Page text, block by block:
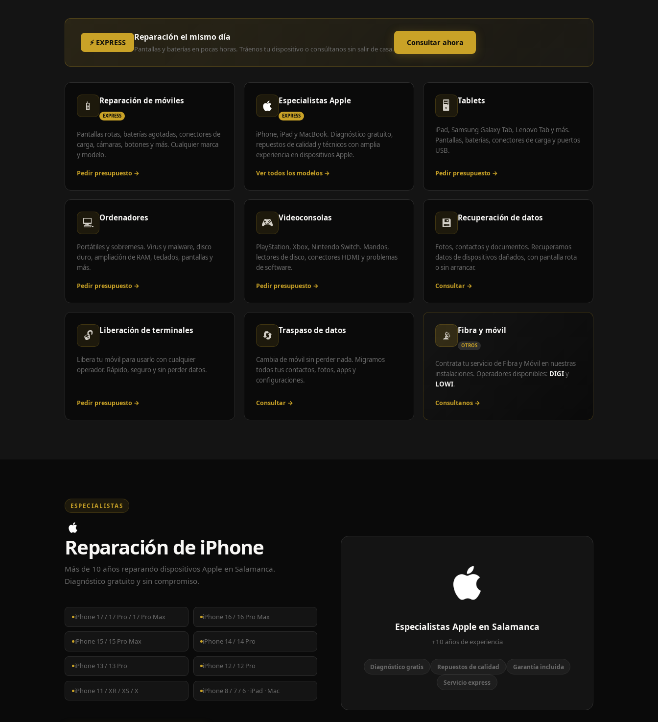
⚡ EXPRESS
Reparación el mismo día
Pantallas y baterías en pocas horas. Tráenos tu dispositivo o consúltanos sin salir de casa.
Consultar ahora
📱 Reparación de móviles
EXPRESS
Pantallas rotas, baterías agotadas, conectores de
carga, cámaras, botones y más. Cualquier marca
y modelo.
Pedir presupuesto →
Especialistas Apple
EXPRESS
iPhone, iPad y MacBook. Diagnóstico gratuito,
repuestos de calidad y técnicos con amplia
experiencia en dispositivos Apple.
Ver todos los modelos →
🖥️ Tablets
iPad, Samsung Galaxy Tab, Lenovo Tab y más.
Pantallas, baterías, conectores de carga y puertos
USB.
Pedir presupuesto →
💻 Ordenadores
Portátiles y sobremesa. Virus y malware, disco
duro, ampliación de RAM, teclados, pantallas y
más.
Pedir presupuesto →
🎮 Videoconsolas
PlayStation, Xbox, Nintendo Switch. Mandos,
lectores de disco, conectores HDMI y problemas
de software.
Pedir presupuesto →
💾 Recuperación de datos
Fotos, contactos y documentos. Recuperamos
datos de dispositivos dañados, con pantalla rota
o sin arrancar.
Consultar →
🔓 Liberación de terminales
Libera tu móvil para usarlo con cualquier
operador. Rápido, seguro y sin perder datos.
Pedir presupuesto →
🔄 Traspaso de datos
Cambia de móvil sin perder nada. Migramos
todos tus contactos, fotos, apps y
configuraciones.
Consultar →
📡 Fibra y móvil
OTROS
Contrata tu servicio de Fibra y Móvil en nuestras
instalaciones. Operadores disponibles: DIGIy
LOWI.
Consultanos →
ESPECIALISTAS
Reparación de iPhone
Más de 10 años reparando dispositivos Apple en Salamanca.
Diagnóstico gratuito y sin compromiso.
iPhone 17 / 17 Pro / 17 Pro Max iPhone 16 / 16 Pro Max
iPhone 15 / 15 Pro Max iPhone 14 / 14 Pro
iPhone 13 / 13 Pro iPhone 12 / 12 Pro
iPhone 11 / XR / XS / X iPhone 8 / 7 / 6 · iPad · Mac
Especialistas Apple en Salamanca
+10 años de experiencia
Diagnóstico gratis Repuestos de calidad
Garantía incluida
Servicio express